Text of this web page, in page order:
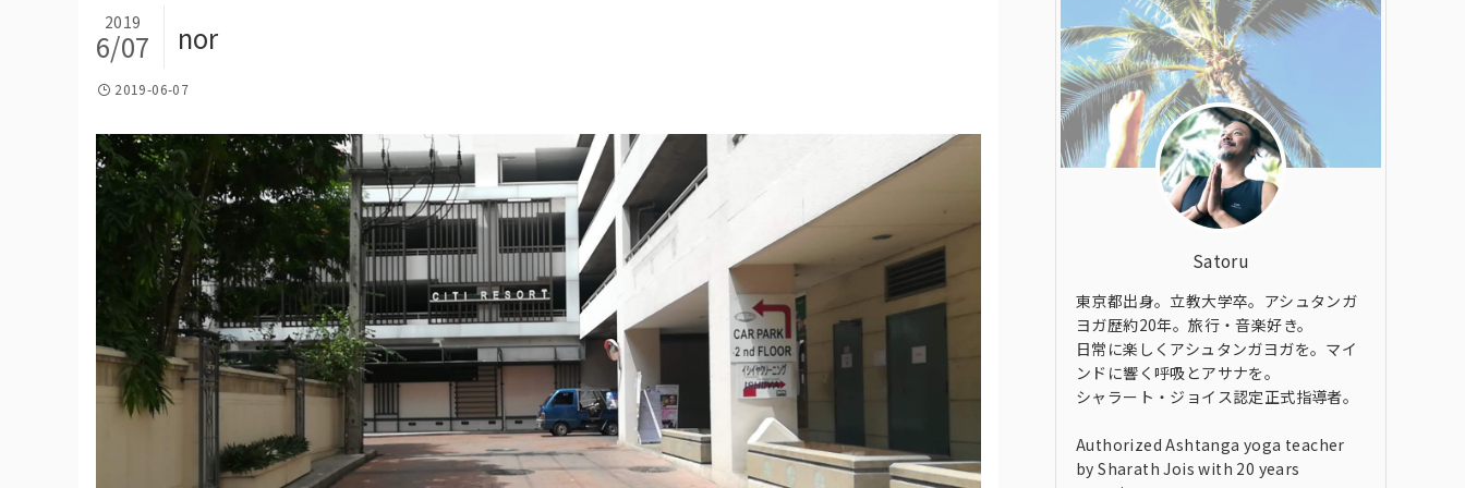
nor
2019
6/07
2019-06-07
Satoru
東京都出身。立教大学卒。アシュタンガ
ヨガ歴約20年。旅行・音楽好き。
日常に楽しくアシュタンガヨガを。マイ
ンドに響く呼吸とアサナを。
シャラート・ジョイス認定正式指導者。
Authorized Ashtanga yoga teacher
by Sharath Jois with 20 years